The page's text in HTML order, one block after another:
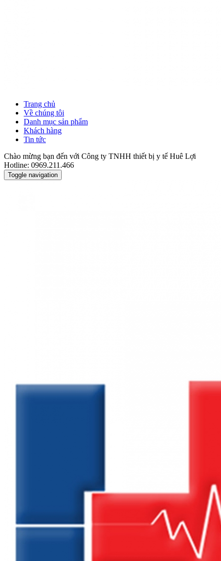
Trang chủ
Về chúng tôi
Danh mục sản phẩm
Khách hàng
Tin tức
Chào mừng bạn đến với Công ty TNHH thiết bị y tế Huê Lợi
Hotline: 0969.211.466
Toggle navigation